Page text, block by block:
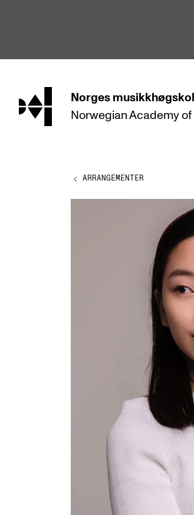
hjem Norges
Norwegian Academy of
STUDIER
Bachelor
Master
Årsstudium og
Etterutdanning og kurs
INTERNASJONALT
Internasjonal strategi
Samarbeidsprosjekter
Nettverk
IN.TUNE
ARRANGEMENTER